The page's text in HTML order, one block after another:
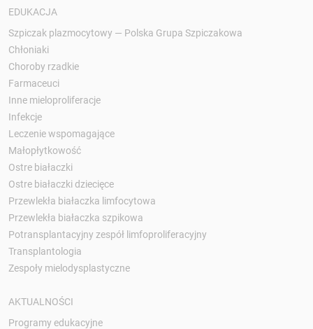
EDUKACJA
Szpiczak plazmocytowy — Polska Grupa Szpiczakowa
Chłoniaki
Choroby rzadkie
Farmaceuci
Inne mieloproliferacje
Infekcje
Leczenie wspomagające
Małopłytkowość
Ostre białaczki
Ostre białaczki dziecięce
Przewlekła białaczka limfocytowa
Przewlekła białaczka szpikowa
Potransplantacyjny zespół limfoproliferacyjny
Transplantologia
Zespoły mielodysplastyczne
AKTUALNOŚCI
Programy edukacyjne